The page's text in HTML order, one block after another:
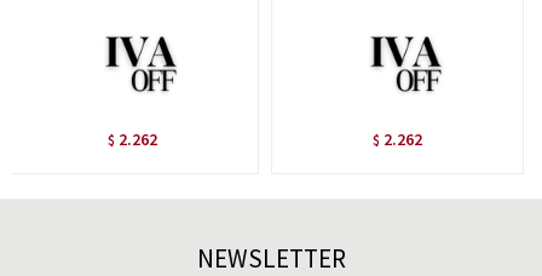
$ 2.262 $ 2.262
NEWSLETTER